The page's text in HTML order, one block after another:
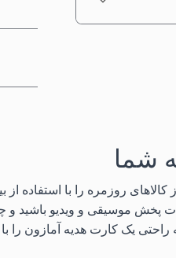
شما
موسیقی و ویدیو باشید و چه
یک کارت هدیه آمازون را با